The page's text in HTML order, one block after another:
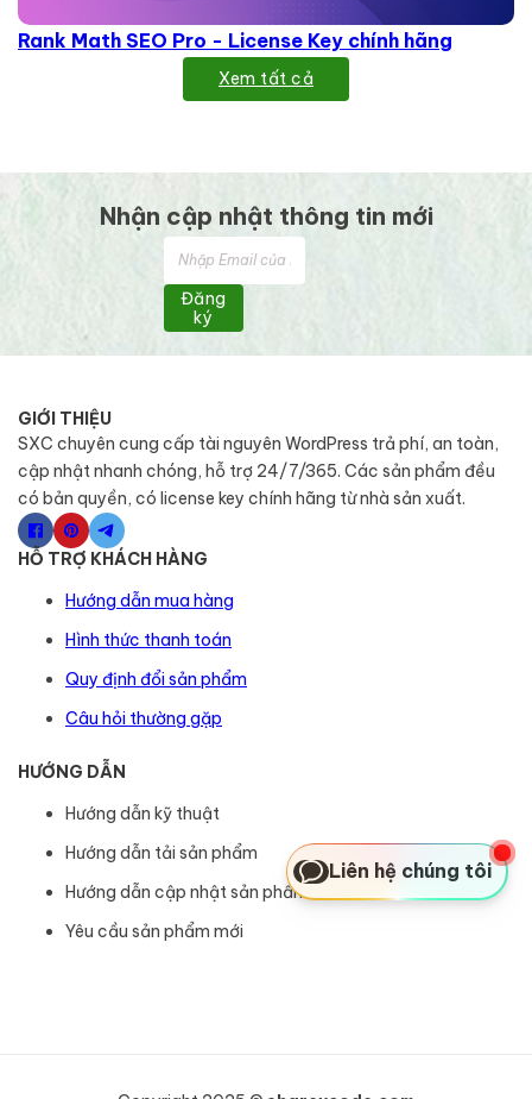
Rank Math SEO Pro - License Key chính hãng
Xem tất cả
Nhận cập nhật thông tin mới
Đăng
ký
GIỚI THIỆU
SXC chuyên cung cấp tài nguyên WordPress trả phí, an toàn,
cập nhật nhanh chóng, hỗ trợ 24/7/365. Các sản phẩm đều
có bản quyền, có license key chính hãng từ nhà sản xuất.
HỖ TRỢ KHÁCH HÀNG
Hướng dẫn mua hàng
Hình thức thanh toán
Quy định đổi sản phẩm
Câu hỏi thường gặp
HƯỚNG DẪN
Hướng dẫn kỹ thuật
Hướng dẫn tải sản phẩm
Hướng dẫn cập nhật sản phẩm
Yêu cầu sản phẩm mới
Liên hệ chúng tôi